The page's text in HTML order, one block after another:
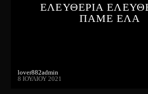
ΕΛΕΥΘΕΡΙΑ
ΠΑΜΕ ΕΛΑ
lover882admin
8 ΙΟΥΛΊΟΥ 2021